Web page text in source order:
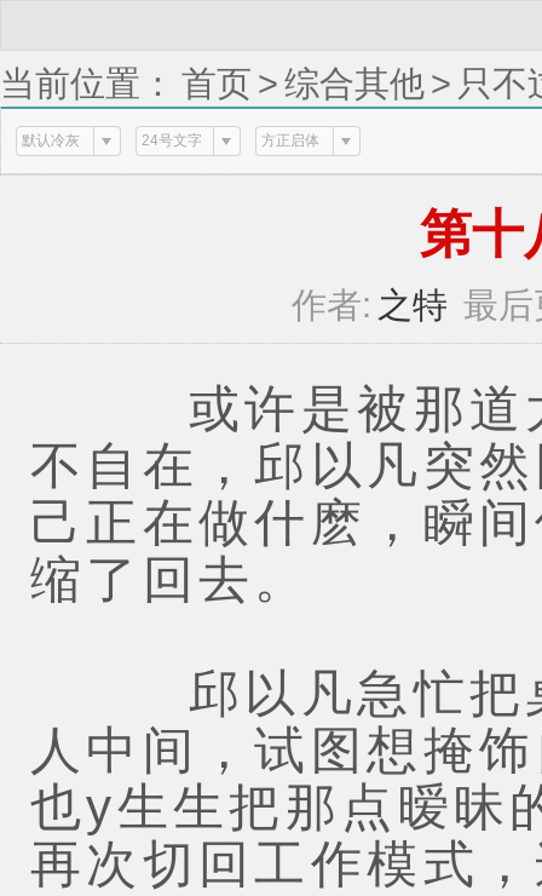
当前位置： 首页 >综合其他> 只不
默认冷灰 24号文字 方正启体
第十
作者: 之特 最
或许是被那道太
不自在，邱以凡突
己正在做什麽，瞬
缩了回去。
邱以凡急忙把桌
人中间，试图想掩
也y生生把那点暧昧
再次切回工作模式